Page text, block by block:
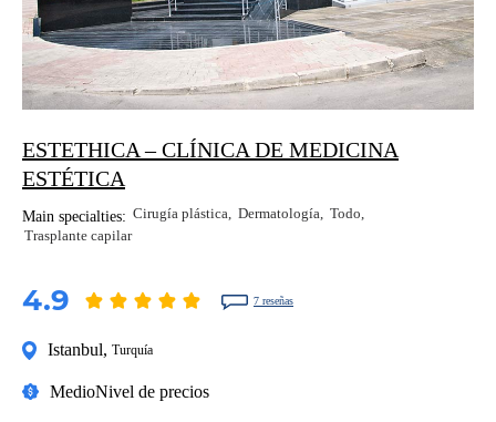
ESTETHICA – CLÍNICA DE MEDICINA
ESTÉTICA
Main specialties: Cirugía plástica Dermatología Todo
Trasplante capilar
4.9 7 reseñas
Istanbul, Turquía
MedioNivel de precios